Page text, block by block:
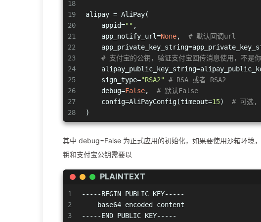
18
19
20
21
22
23
24
25
26
27
28
alipay = AliPay(
    appid=
"" ,
    app_notify_url=
None, # 默认回调url
# 支付宝的公钥，验证支付宝回传消息使用，不是
    sign_type=
"RSA2" # RSA 或者 RSA2
    debug=
False, # 默认False
    config=AliPayConfig(timeout=
15) # 可选,
)
其中 debug=False 为正式应用的初始化，如果要使用沙箱环
钥和支付宝公钥需要以
PLAINTEXT
1
2
3
-----BEGIN PUBLIC KEY-----
    base64 encoded content
-----END PUBLIC KEY-----